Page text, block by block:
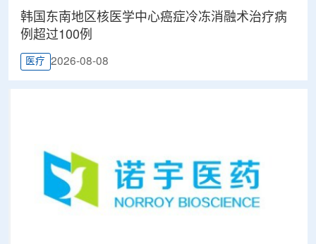
韩国东南地区核医学中心癌症冷冻消融术治疗病
例超过100例
医疗 2026-08-08